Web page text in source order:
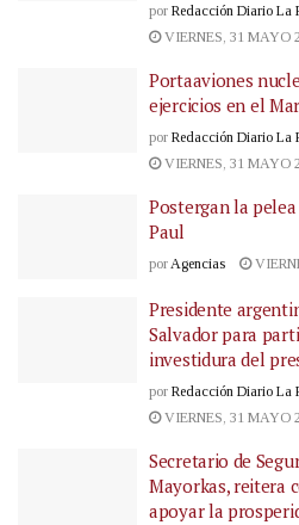
por Redacción Diario La
VIERNES, 31 MAYO
Portaaviones
ejercicios en el
por Redacción Diario La
VIERNES, 31 MAYO
Postergan la
Paul
por Agencias
Presidente
Salvador para
investidura del
por Redacción Diario La
VIERNES, 31 MAYO
Secretario de
Mayorkas, reitera
apoyar la